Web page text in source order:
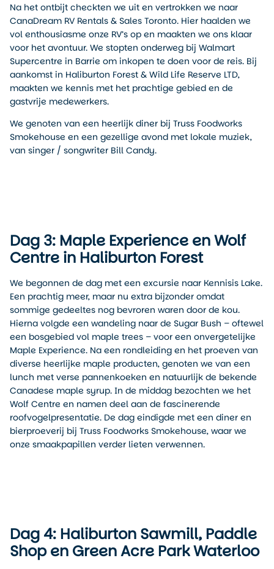
Na het ontbijt checkten we uit en vertrokken we naar
CanaDream RV Rentals & Sales Toronto. Hier haalden we
vol enthousiasme onze RV’s op en maakten we ons klaar
voor het avontuur. We stopten onderweg bij Walmart
Supercentre in Barrie om inkopen te doen voor de reis. Bij
aankomst in Haliburton Forest & Wild Life Reserve LTD,
maakten we kennis met het prachtige gebied en de
gastvrije medewerkers.
We genoten van een heerlijk diner bij Truss Foodworks
Smokehouse en een gezellige avond met lokale muziek,
van singer / songwriter Bill Candy.
Dag 3: Maple Experience en Wolf
Centre in Haliburton Forest
We begonnen de dag met een excursie naar Kennisis Lake.
Een prachtig meer, maar nu extra bijzonder omdat
sommige gedeeltes nog bevroren waren door de kou.
Hierna volgde een wandeling naar de Sugar Bush – oftewel
een bosgebied vol maple trees – voor een onvergetelijke
Maple Experience. Na een rondleiding en het proeven van
diverse heerlijke maple producten, genoten we van een
lunch met verse pannenkoeken en natuurlijk de bekende
Canadese maple syrup. In de middag bezochten we het
Wolf Centre en namen deel aan de fascinerende
roofvogelpresentatie. De dag eindigde met een diner en
bierproeverij bij Truss Foodworks Smokehouse, waar we
onze smaakpapillen verder lieten verwennen.
Dag 4: Haliburton Sawmill, Paddle
Shop en Green Acre Park Waterloo